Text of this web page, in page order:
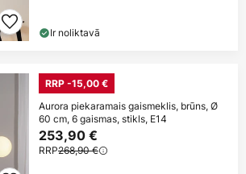
Ir noliktavā
RRP -15,00 €
Aurora piekaramais gaismeklis, brūns, Ø
60 cm, 6 gaismas, stikls, E14
253,90 €
RRP268,90 €